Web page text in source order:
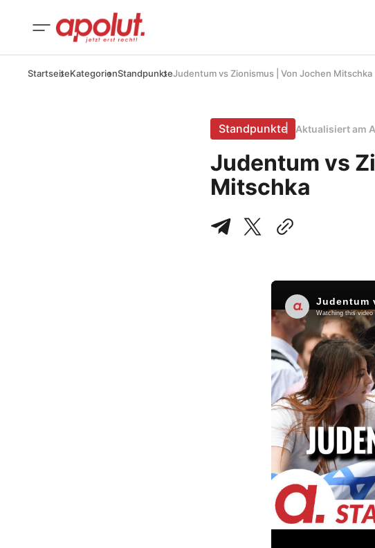
StartseiteKategorienStandpunkteJudentum vs Zionismus | Von Jochen Mitschka
Standpunkte Aktualisiert am
Judentum vs
Mitschka